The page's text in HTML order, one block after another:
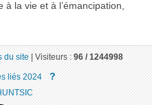
à la vie et à l’émancipation,
du site|Visiteurs :96 / 1244998
liés 2024 ?